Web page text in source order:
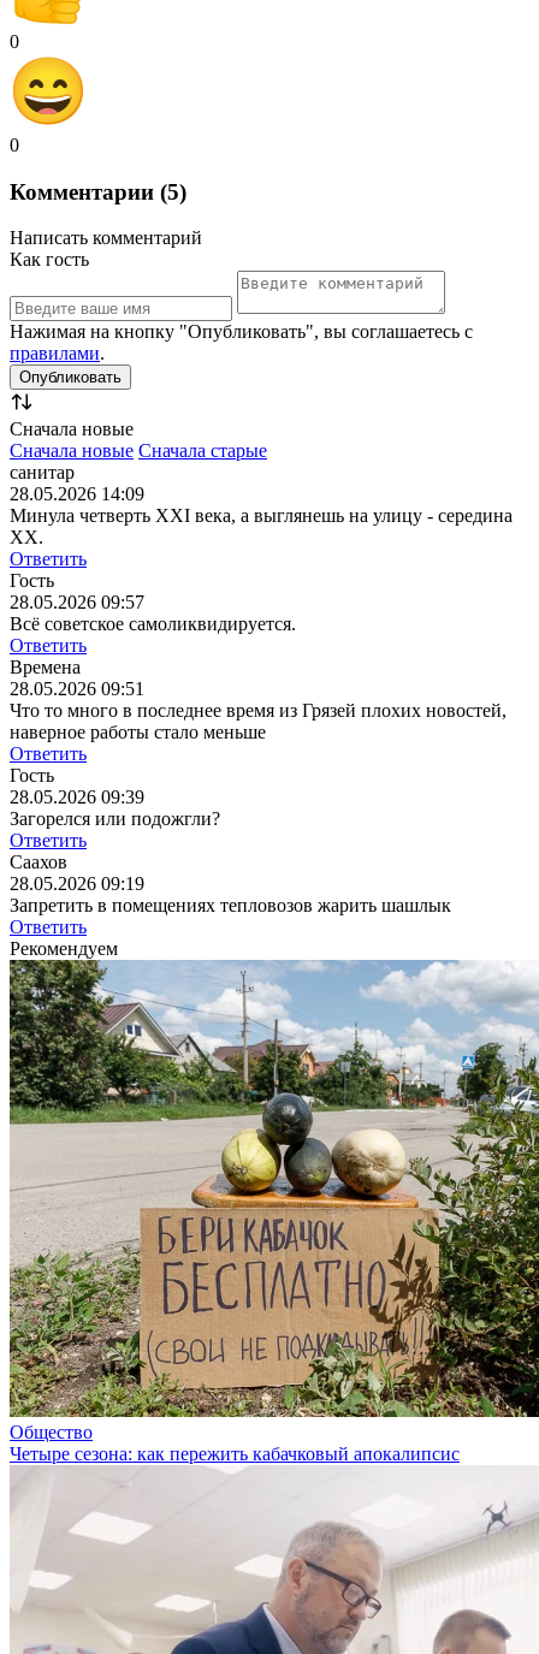
0
0
Комментарии (5)
Написать комментарий
Как гость
Нажимая на кнопку "Опубликовать", вы соглашаетесь с
правилами.
Сначала новые
Сначала новые Сначала старые
санитар
28.05.2026 14:09
Минула четверть XXI века, а выглянешь на улицу - середина
XX.
Ответить
Гость
28.05.2026 09:57
Всё советское самоликвидируется.
Ответить
Времена
28.05.2026 09:51
Что то много в последнее время из Грязей плохих новостей,
наверное работы стало меньше
Ответить
Гость
28.05.2026 09:39
Загорелся или подожгли?
Ответить
Саахов
28.05.2026 09:19
Запретить в помещениях тепловозов жарить шашлык
Ответить
Рекомендуем
Общество
Четыре сезона: как пережить кабачковый апокалипсис